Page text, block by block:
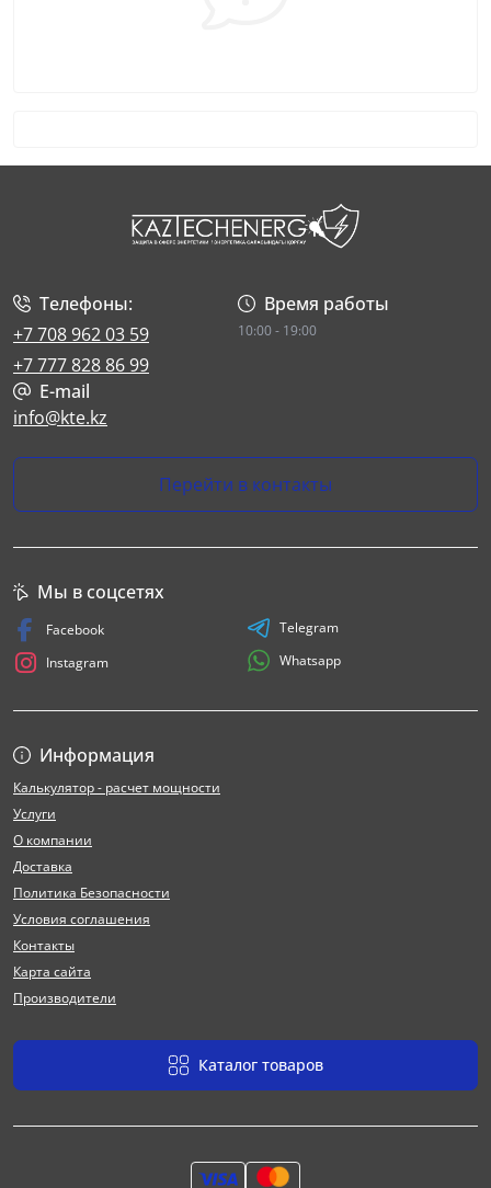
Телефоны:
+7 708 962 03 59
+7 777 828 86 99
Время работы
10:00 - 19:00
E-mail
info@kte.kz
Перейти в контакты
Информация
Калькулятор - расчет мощности
Услуги
О компании
Доставка
Политика Безопасности
Условия соглашения
Контакты
Карта сайта
Производители
Каталог товаров
Мы в соцсетях
Facebook
Instagram
Telegram
Whatsapp